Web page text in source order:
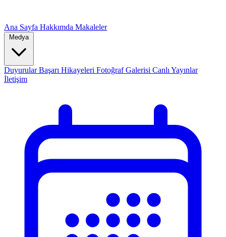
Ana Sayfa Hakkımda Makaleler
Medya
DuyurularBaşarı Hikayeleri Fotoğraf Galerisi Canlı Yayınlar
İletişim